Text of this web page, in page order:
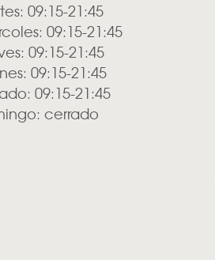
09:15-21:45
09:15-21:45
09:15-21:45
09:15-21:45
09:15-21:45
cerrado